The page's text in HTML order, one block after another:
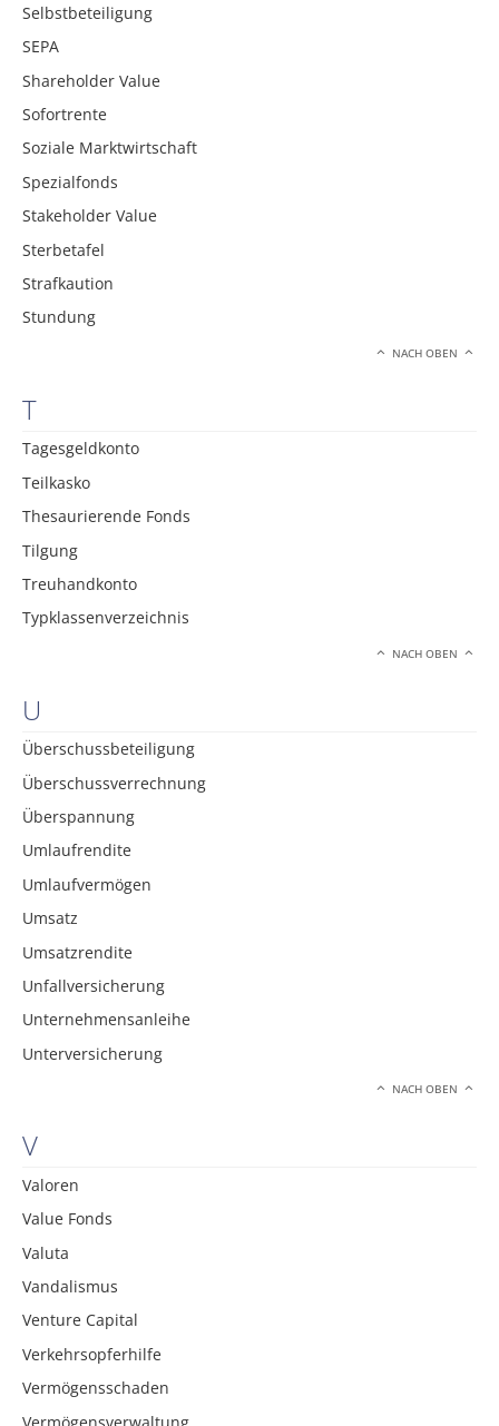
Selbstbeteiligung
SEPA
Shareholder Value
Sofortrente
Soziale Marktwirtschaft
Spezialfonds
Stakeholder Value
Sterbetafel
Strafkaution
Stundung
NACH OBEN
T
Tagesgeldkonto
Teilkasko
Thesaurierende Fonds
Tilgung
Treuhandkonto
Typklassenverzeichnis
NACH OBEN
U
Überschussbeteiligung
Überschussverrechnung
Überspannung
Umlaufrendite
Umlaufvermögen
Umsatz
Umsatzrendite
Unfallversicherung
Unternehmensanleihe
Unterversicherung
NACH OBEN
V
Valoren
Value Fonds
Valuta
Vandalismus
Venture Capital
Verkehrsopferhilfe
Vermögensschaden
Vermögensverwaltung